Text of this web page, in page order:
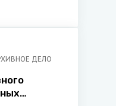
ДЕЛО